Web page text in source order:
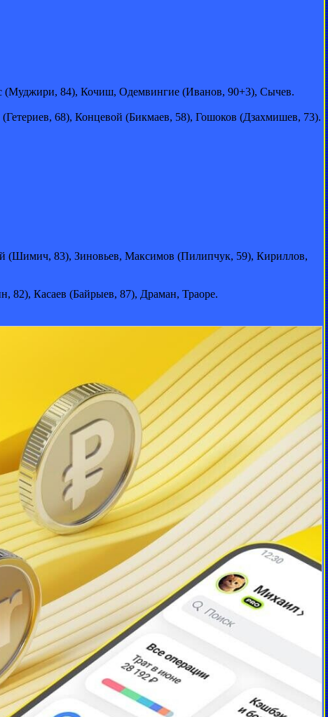
(Муджири, 84), Кочиш, Одемвингие (Иванов, 90+3), Сычев.
68), Концевой (Бикмаев, 58), Гошоков (Дзахмишев, 73).
(Шимич, 83), Зиновьев, Максимов (Пилипчук, 59), Кириллов,
82), Касаев (Байрыев, 87), Драман, Траоре.